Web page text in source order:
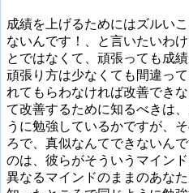
成績を上げるためにはズルい
ないんです！、と言いたいわ
とではなくて、頑張っても成
頑張り方は少なくても間違っ
れてもらわなければ改善でき
て改善するために知るべきは
うに勉強しているかですが、
ろで、真似なんてできないん
のは、彼らがそういうマイン
異なるマインドのままのあな